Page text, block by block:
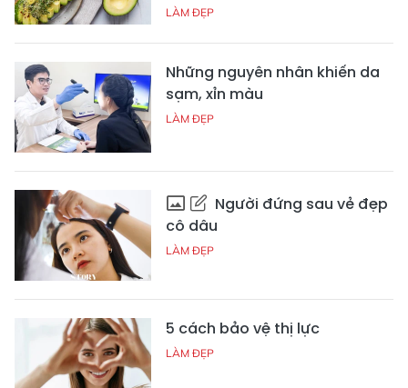
LÀM ĐẸP
Những nguyên nhân khiến da
sạm, xỉn màu
LÀM ĐẸP
Người đứng sau vẻ đẹp
cô dâu
LÀM ĐẸP
5 cách bảo vệ thị lực
LÀM ĐẸP